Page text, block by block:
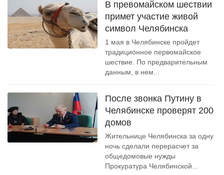
В превомайском шествии
примет участие живой
символ Челябинска
1 мая в Челябинске пройдет
традиционное первомайское
шествие. По предварительным
данным, в нем...
После звонка Путину в
Челябинске проверят 200
домов
Жительнице Челябинска за одну
ночь сделали перерасчет за
общедомовые нужды
Прокуратура Челябинской...